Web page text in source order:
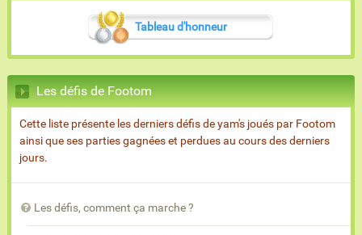
Tableau d'honneur
Les défis de Footom
Cette liste présente les derniers défis de yam's joués par Footom
ainsi que ses parties gagnées et perdues au cours des derniers
jours.
Les défis, comment ça marche ?